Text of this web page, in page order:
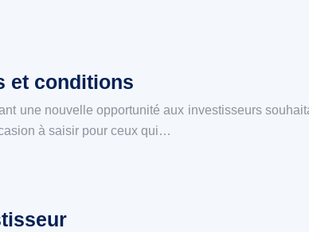
et conditions
une nouvelle opportunité aux investisseurs
à saisir pour ceux qui…